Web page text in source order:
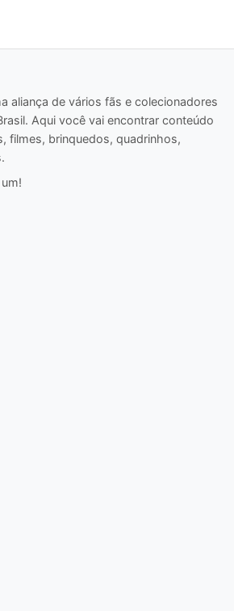
aliança de vários fãs e colecionadores
Aqui você vai encontrar conteúdo
filmes, brinquedos, quadrinhos,